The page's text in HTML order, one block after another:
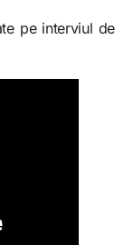
pe interviul de